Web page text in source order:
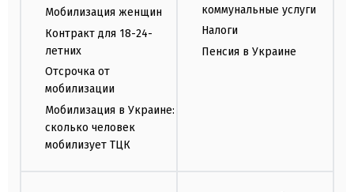
Мобилизация женщин
Контракт для 18-24-
летних
Отсрочка от
мобилизации
Мобилизация в Украине:
сколько человек
мобилизует ТЦК
коммунальные услуги
Налоги
Пенсия в Украине